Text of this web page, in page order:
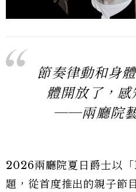
節奏律動和身
體開放了，感
──兩廳院
2026兩廳院夏日爵士以
題，從首度推出的親子節